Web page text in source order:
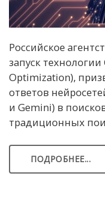
Российское
запуск технологии
Optimization),
ответов
и Gemini) в
традиционных
ПОДРОБНЕЕ...